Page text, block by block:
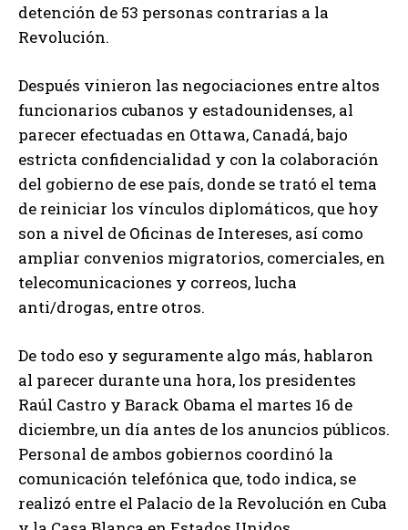
detención de 53 personas contrarias a la
Revolución.
Después vinieron las negociaciones entre altos
funcionarios cubanos y estadounidenses, al
parecer efectuadas en Ottawa, Canadá, bajo
estricta confidencialidad y con la colaboración
del gobierno de ese país, donde se trató el tema
de reiniciar los vínculos diplomáticos, que hoy
son a nivel de Oficinas de Intereses, así como
ampliar convenios migratorios, comerciales, en
telecomunicaciones y correos, lucha
anti/drogas, entre otros.
De todo eso y seguramente algo más, hablaron
al parecer durante una hora, los presidentes
Raúl Castro y Barack Obama el martes 16 de
diciembre, un día antes de los anuncios públicos.
Personal de ambos gobiernos coordinó la
comunicación telefónica que, todo indica, se
realizó entre el Palacio de la Revolución en Cuba